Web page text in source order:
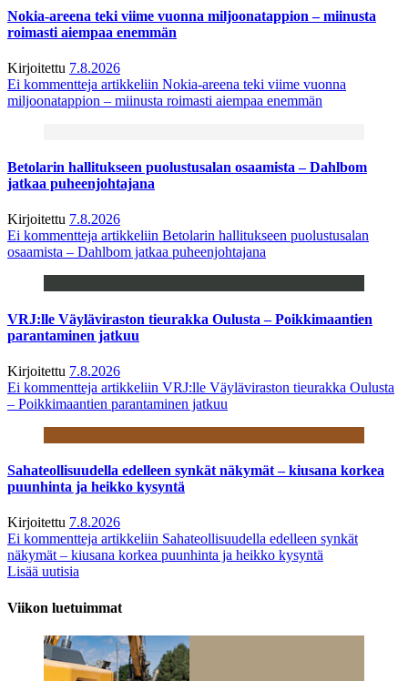
Nokia-areena teki viime vuonna miljoonatappion – miinusta
roimasti aiempaa enemmän
Kirjoitettu 7.8.2026
Ei kommentteja artikkeliin Nokia-areena teki viime vuonna
miljoonatappion – miinusta roimasti aiempaa enemmän
Betolarin hallitukseen puolustusalan osaamista – Dahlbom
jatkaa puheenjohtajana
Kirjoitettu 7.8.2026
Ei kommentteja artikkeliin Betolarin hallitukseen puolustusalan
osaamista – Dahlbom jatkaa puheenjohtajana
VRJ:lle Väyläviraston tieurakka Oulusta – Poikkimaantien
parantaminen jatkuu
Kirjoitettu 7.8.2026
Ei kommentteja artikkeliin VRJ:lle Väyläviraston tieurakka Oulusta
– Poikkimaantien parantaminen jatkuu
Sahateollisuudella edelleen synkät näkymät – kiusana korkea
puunhinta ja heikko kysyntä
Kirjoitettu 7.8.2026
Ei kommentteja artikkeliin Sahateollisuudella edelleen synkät
näkymät – kiusana korkea puunhinta ja heikko kysyntä
Lisää uutisia
Viikon luetuimmat